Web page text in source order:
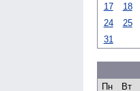
17
18
24
25
31
Пн
Вт